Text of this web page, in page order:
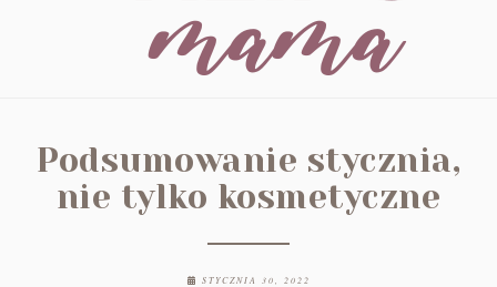
Podsumowanie stycznia,
nie tylko kosmetyczne
STYCZNIA 30, 2022